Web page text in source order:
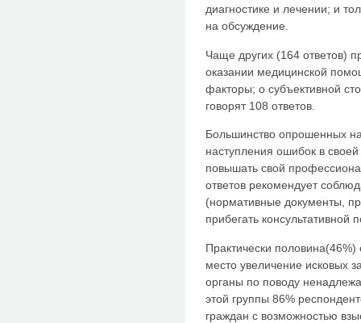
диагностике и лечении; и
на обсуждение.
Чаще других (164 ответов)
оказании медицинской
факторы; о субъективной
говорят 108 ответов.
Большинство опрошенных
наступления ошибок в
повышать свой
ответов рекомендует
(нормативные документы,
прибегать консультативной
Практически
место увеличение исковых
органы по поводу
этой группы 86%
граждан с возможностью